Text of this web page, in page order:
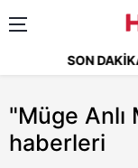
SON
"Müge Anlı
haberleri